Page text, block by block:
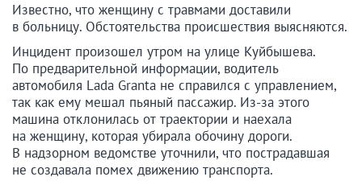
Известно, что женщину с травмами доставили
в больницу. Обстоятельства происшествия выясняются.
Инцидент произошел утром на улице Куйбышева.
По предварительной информации, водитель
автомобиля Lada Granta не справился с управлением,
так как ему мешал пьяный пассажир. Из-за этого
машина отклонилась от траектории и наехала
на женщину, которая убирала обочину дороги.
В надзорном ведомстве уточнили, что пострадавшая
не создавала помех движению транспорта.